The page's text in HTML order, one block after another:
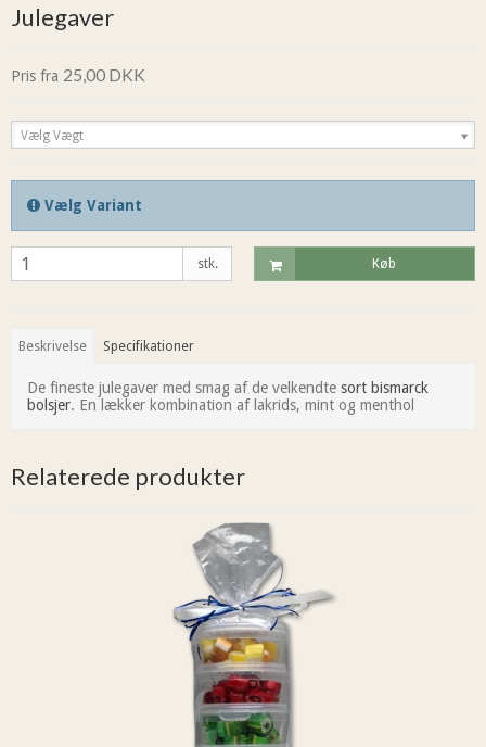
Julegaver
Pris fra 25,00 DKK
Vælg Vægt
Vælg Variant
stk. Køb
Beskrivelse Specifikationer
De fineste julegaver med smag af de velkendte sort bismarck
bolsjer. En lækker kombination af lakrids, mint og menthol
Relaterede produkter